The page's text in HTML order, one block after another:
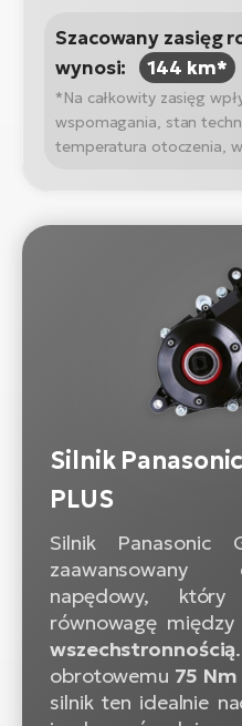
Szacowany zasięg
wynosi:
144 km*
*Na całkowity zasięg
wspomagania, stan
temperatura otoczenia,
Silnik
PLUS
Silnik
zaawansowany
napędowy, który
równowagę między
wszechstronnością
obrotowemu 75
silnik ten idealnie